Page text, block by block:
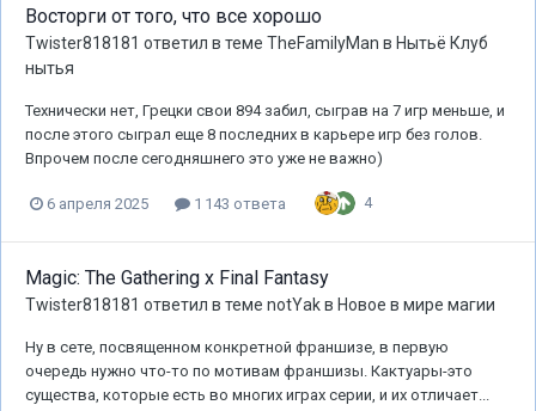
Восторги от того, что все хорошо
Twister818181 ответил в теме TheFamilyMan в Нытьё Клуб
нытья
Технически нет, Грецки свои 894 забил, сыграв на 7 игр меньше, и
после этого сыграл еще 8 последних в карьере игр без голов.
Впрочем после сегодняшнего это уже не важно)
6 апреля 2025 1 143 ответа 4
Magic: The Gathering x Final Fantasy
Twister818181 ответил в теме notYakв Новое в мире магии
Ну в сете, посвященном конкретной франшизе, в первую
очередь нужно что-то по мотивам франшизы. Кактуары-это
существа, которые есть во многих играх серии, и их отличает...